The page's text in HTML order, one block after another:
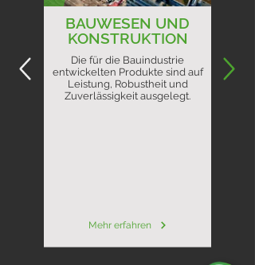
BAUWESEN UND
KONSTRUKTION
Die für die Bauindustrie
entwickelten Produkte sind auf
Leistung, Robustheit und
Zuverlässigkeit ausgelegt.
Mehr erfahren